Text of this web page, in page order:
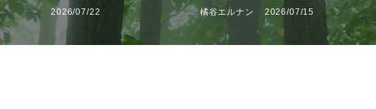
2026/07/22 橘谷エルナン 2026/07/15